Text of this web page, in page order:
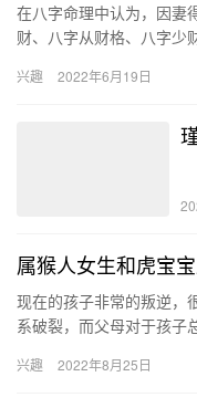
在八字命理中认为，因妻
财、八字从财格、八字少
强喜…
兴趣 2022年6月19日
属猴人女生和虎宝
现在的孩子非常的叛逆，
系破裂，而父母对于孩子
合有着…
兴趣 2022年8月25日